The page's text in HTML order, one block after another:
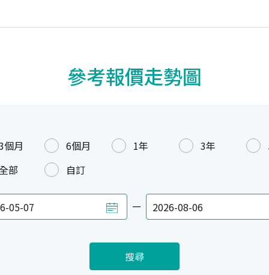
參考報價走勢圖
個月 6個月 1年 3年
部
自訂
—
搜尋